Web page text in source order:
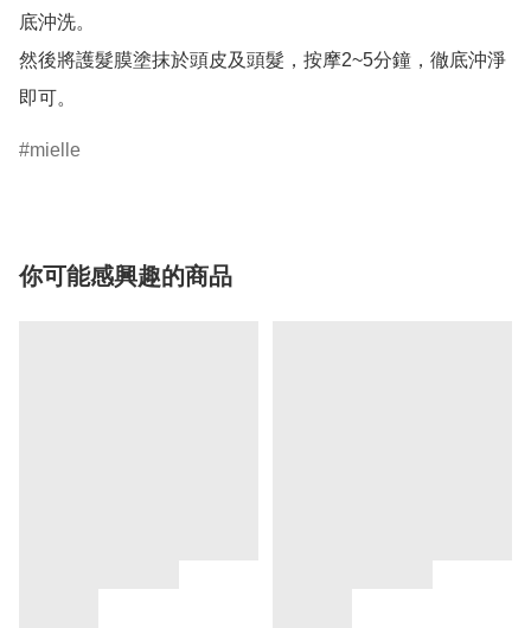
底沖洗。
然後將護髮膜塗抹於頭皮及頭髮，按摩2~5分鐘，徹底沖淨
即可。
mielle
你可能感興趣的商品